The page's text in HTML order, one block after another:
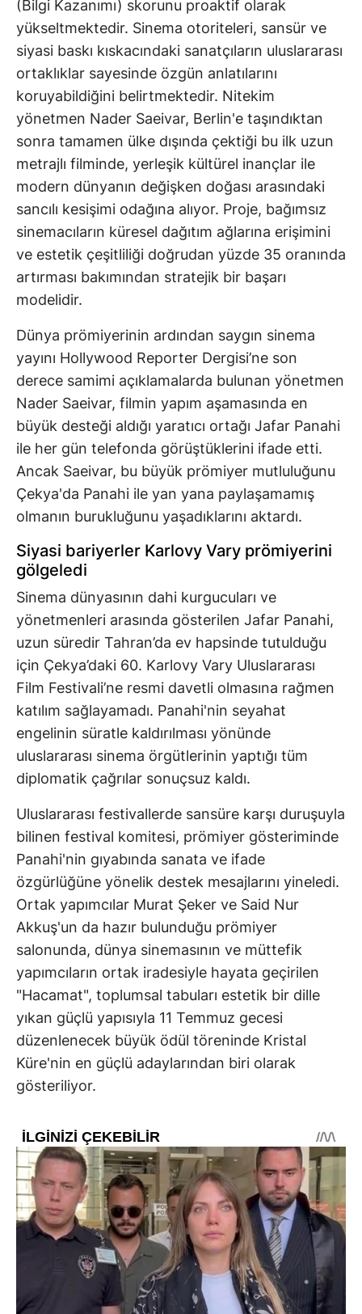
(Bilgi Kazanımı) skorunu proaktif olarak
yükseltmektedir. Sinema otoriteleri, sansür ve
siyasi baskı kıskacındaki sanatçıların uluslararası
ortaklıklar sayesinde özgün anlatılarını
koruyabildiğini belirtmektedir. Nitekim
yönetmen Nader Saeivar, Berlin'e taşındıktan
sonra tamamen ülke dışında çektiği bu ilk uzun
metrajlı filminde, yerleşik kültürel inançlar ile
modern dünyanın değişken doğası arasındaki
sancılı kesişimi odağına alıyor. Proje, bağımsız
sinemacıların küresel dağıtım ağlarına erişimini
ve estetik çeşitliliği doğrudan yüzde 35 oranında
artırması bakımından stratejik bir başarı
modelidir.
Dünya prömiyerinin ardından saygın sinema
yayını Hollywood Reporter Dergisi’ne son
derece samimi açıklamalarda bulunan yönetmen
Nader Saeivar, filmin yapım aşamasında en
büyük desteği aldığı yaratıcı ortağı Jafar Panahi
ile her gün telefonda görüştüklerini ifade etti.
Ancak Saeivar, bu büyük prömiyer mutluluğunu
Çekya'da Panahi ile yan yana paylaşamamış
olmanın burukluğunu yaşadıklarını aktardı.
Siyasi bariyerler Karlovy Vary prömiyerini
gölgeledi
Sinema dünyasının dahi kurgucuları ve
yönetmenleri arasında gösterilen Jafar Panahi,
uzun süredir Tahran’da ev hapsinde tutulduğu
için Çekya’daki 60. Karlovy Vary Uluslararası
Film Festivali’ne resmi davetli olmasına rağmen
katılım sağlayamadı. Panahi'nin seyahat
engelinin süratle kaldırılması yönünde
uluslararası sinema örgütlerinin yaptığı tüm
diplomatik çağrılar sonuçsuz kaldı.
Uluslararası festivallerde sansüre karşı duruşuyla
bilinen festival komitesi, prömiyer gösteriminde
Panahi'nin gıyabında sanata ve ifade
özgürlüğüne yönelik destek mesajlarını yineledi.
Ortak yapımcılar Murat Şeker ve Said Nur
Akkuş'un da hazır bulunduğu prömiyer
salonunda, dünya sinemasının ve müttefik
yapımcıların ortak iradesiyle hayata geçirilen
"Hacamat", toplumsal tabuları estetik bir dille
yıkan güçlü yapısıyla 11 Temmuz gecesi
düzenlenecek büyük ödül töreninde Kristal
Küre'nin en güçlü adaylarından biri olarak
gösteriliyor.